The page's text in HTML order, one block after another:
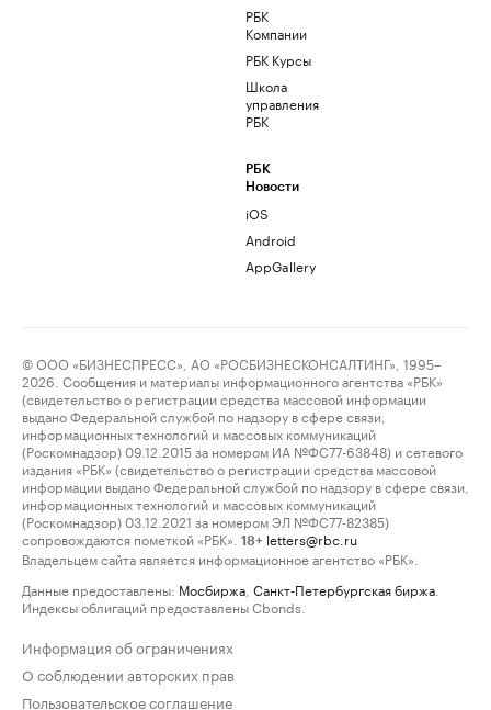
РБК
Компании
РБК Курсы
Школа
управления
РБК
РБК
Новости
iOS
Android
AppGallery
© ООО «БИЗНЕСПРЕСС», АО «РОСБИЗНЕСКОНСАЛТИНГ», 1995–
2026. Сообщения и материалы информационного агентства «РБК»
(свидетельство о регистрации средства массовой информации
выдано Федеральной службой по надзору в сфере связи,
информационных технологий и массовых коммуникаций
(Роскомнадзор) 09.12.2015 за номером ИА №ФС77-63848) и сетевого
издания «РБК» (свидетельство о регистрации средства массовой
информации выдано Федеральной службой по надзору в сфере связи,
информационных технологий и массовых коммуникаций
(Роскомнадзор) 03.12.2021 за номером ЭЛ №ФС77-82385)
сопровождаются пометкой «РБК».
18+ letters@rbc.ru
Владельцем сайта является информационное агентство «РБК».
Данные предоставлены: Мосбиржа Санкт-Петербургская биржа
Индексы облигаций предоставлены Cbonds.
Информация об ограничениях
О соблюдении авторских прав
Пользовательское соглашение